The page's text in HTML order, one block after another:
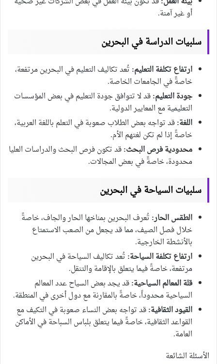
أو غير آمنة.
سلبيات الدراسة في البحرين
ارتفاع تكلفة التعليم: تُعد تكاليف التعليم في البحرين مرتفعة،
خاصةً في الجامعات الخاصة.
جودة التعليم:قد لا تتوافق جودة التعليم في بعض المؤسسات
التعليمية مع المعايير الدولية.
اللغة:قد تواجه بعض الطلاب صعوبة في التعلم باللغة العربية،
خاصةً إذا لم تكن لغتهم الأم.
محدودية فرص البحث:قد تكون فرص البحث والدراسات العليا
محدودة، خاصةً في بعض المجالات.
سلبيات السياحة في البحرين
الطقس الحار: تُعرف البحرين بمناخها الحار والجاف، خاصةً
خلال فصل الصيف، مما قد يجعل من الصعب الاستمتاع
بالأنشطة الخارجية.
ارتفاع تكلفة السياحة: تُعد تكاليف السياحة في البحرين
مرتفعة، خاصةً فيما يتعلق بالإقامة والتنقل.
قلة المعالم السياحية:قد يجد بعض السياح عدد المعالم
السياحية محدوداً، خاصةً بالمقارنة مع دول أخرى في المنطقة.
القيود الثقافية:قد تواجه بعض النساء صعوبة في التكيف مع
القواعد الثقافية، خاصةً فيما يتعلق بلباس السباحة في الأماكن
العامة.
الأسئلة الشائعة